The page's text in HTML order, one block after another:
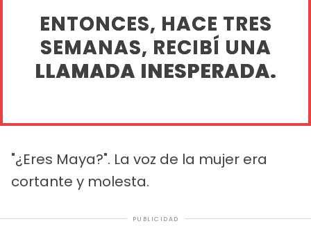
ENTONCES, HACE TRES
SEMANAS, RECIBÍ UNA
LLAMADA INESPERADA.
"¿Eres Maya?". La voz de la mujer era
cortante y molesta.
PUBLICIDAD